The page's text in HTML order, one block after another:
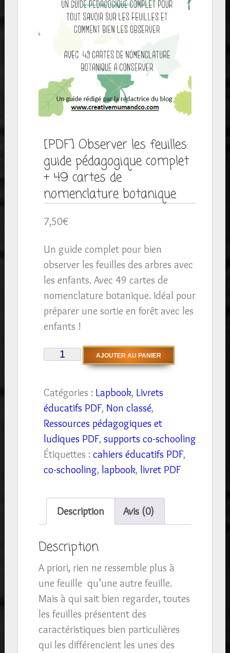
[PDF] Observer les feuilles:
guide pédagogique complet
+ 49 cartes de
nomenclature botanique
7,50€
Un guide complet pour bien
observer les feuilles des arbres avec
les enfants. Avec 49 cartes de
nomenclature botanique. Idéal pour
préparer une sortie en forêt avec les
enfants !
quantité
Observer
les
feuilles:
guide
pédagogique
complet
cartes
de
nomenclature
botanique
AJOUTER AU PANIER
Catégories : Lapbook, Livrets
éducatifs PDF, Non classé,
Ressources pédagogiques et
ludiques PDF, supports co-schooling
Étiquettes : cahiers éducatifs PDF,
co-schooling, lapbook, livret PDF
Description Avis (0)
Description
A priori, rien ne ressemble plus à
une feuille qu’une autre feuille.
Mais à qui sait bien regarder, toutes
les feuilles présentent des
caractéristiques bien particulières
qui les différencient les unes des